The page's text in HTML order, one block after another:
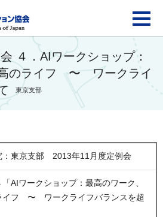
FAJ：特定非営利活動
４．AIワークショップ：
のライフ 〜 ワークライ
東京支部
：東京支部 2013年11月度定例会
AIワークショップ：最高のワーク、
イフ 〜 ワークライフバランスを超